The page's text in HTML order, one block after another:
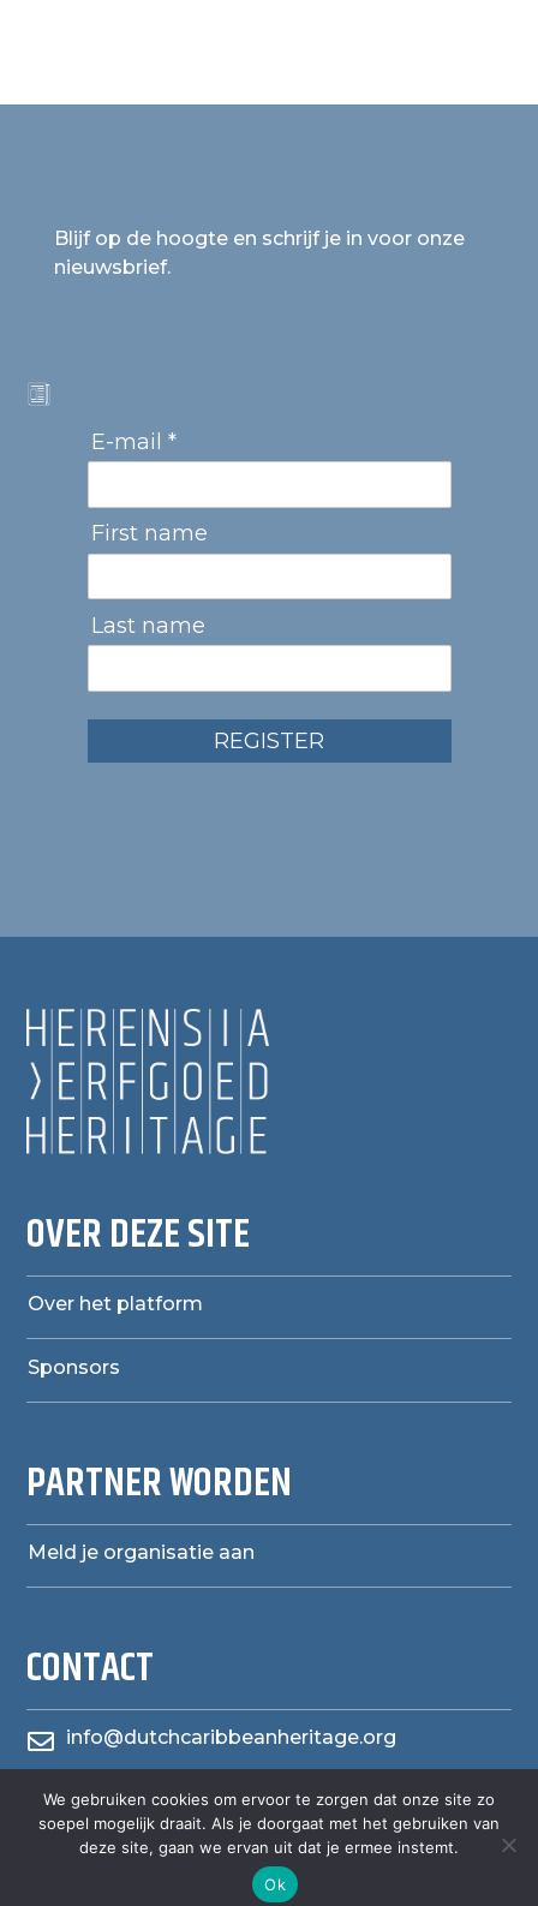
Blijf op de hoogte en schrijf je in voor onze
nieuwsbrief.
E-mail *
First name
Last name
REGISTER
OVER DEZE SITE
Over het platform
Sponsors
PARTNER WORDEN
Meld je organisatie aan
CONTACT
 info@dutchcaribbeanheritage.org
 herensiaerfgoedheritage
We gebruiken cookies om ervoor te zorgen dat onze site zo
soepel mogelijk draait. Als je doorgaat met het gebruiken van
deze site, gaan we ervan uit dat je ermee instemt.
Ok